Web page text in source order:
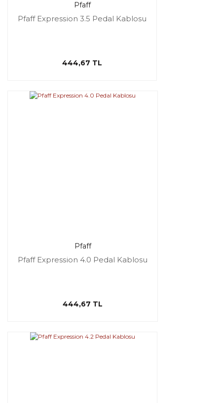
Pfaff
Pfaff Expression 3.5 Pedal Kablosu
444,67 TL
Pfaff
Pfaff Expression 4.0 Pedal Kablosu
444,67 TL